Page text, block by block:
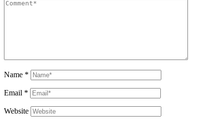
Name *
Email *
Website